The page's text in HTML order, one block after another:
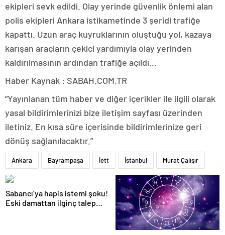
ekipleri sevk edildi. Olay yerinde güvenlik önlemi alan
polis ekipleri Ankara istikametinde 3 şeridi trafiğe
kapattı. Uzun araç kuyruklarının oluştuğu yol, kazaya
karışan araçların çekici yardımıyla olay yerinden
kaldırılmasının ardından trafiğe açıldı…
Haber Kaynak : SABAH.COM.TR
“Yayınlanan tüm haber ve diğer içerikler ile ilgili olarak
yasal bildirimlerinizi bize iletişim sayfası üzerinden
iletiniz. En kısa süre içerisinde bildirimlerinize geri
dönüş sağlanılacaktır.”
Ankara Bayrampaşa İett İstanbul Murat Çalışır
Sabancı’ya hapis istemi şoku!
Eski damattan ilginç talep